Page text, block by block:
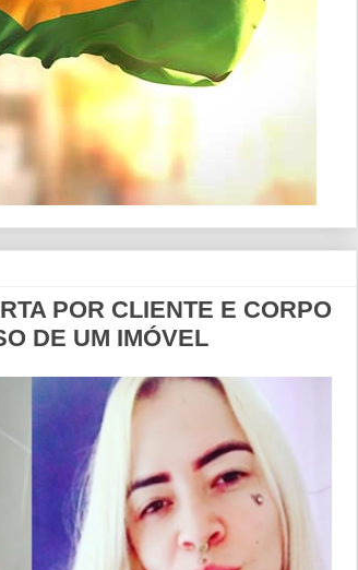
POR CLIENTE E CORPO
DE UM IMÓVEL